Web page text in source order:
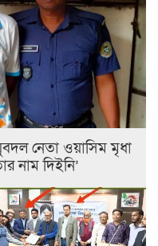
নেতা ওয়াসিম মৃধা
নাম দিইনি’